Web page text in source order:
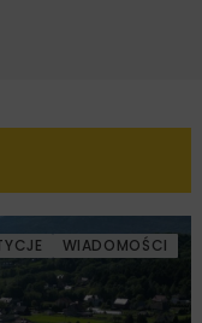
WIADOMOŚCI